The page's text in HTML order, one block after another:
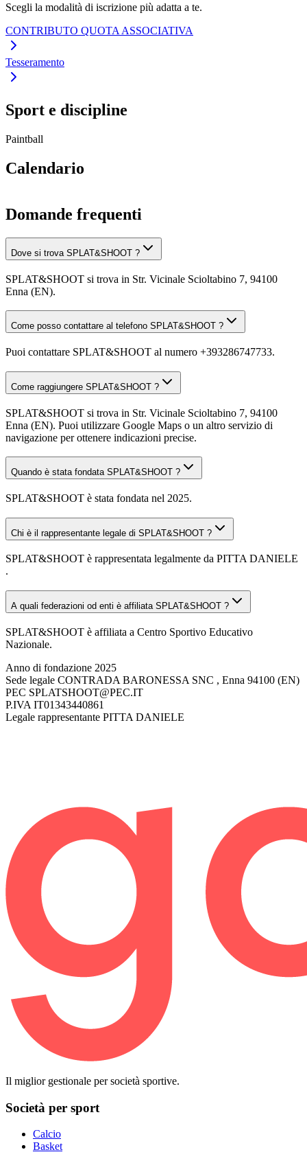
Scegli la modalità di iscrizione più adatta a te.
CONTRIBUTO QUOTA ASSOCIATIVA
Tesseramento
Sport e discipline
Paintball
Calendario
Domande frequenti
Dove si trova SPLAT&SHOOT ?
SPLAT&SHOOT si trova in Str. Vicinale Scioltabino 7, 94100
Enna (EN).
Come posso contattare al telefono SPLAT&SHOOT ?
Puoi contattare SPLAT&SHOOT al numero +393286747733.
Come raggiungere SPLAT&SHOOT ?
SPLAT&SHOOT si trova in Str. Vicinale Scioltabino 7, 94100
Enna (EN). Puoi utilizzare Google Maps o un altro servizio di
navigazione per ottenere indicazioni precise.
Quando è stata fondata SPLAT&SHOOT ?
SPLAT&SHOOT è stata fondata nel 2025.
Chi è il rappresentante legale di SPLAT&SHOOT ?
SPLAT&SHOOT è rappresentata legalmente da PITTA DANIELE
.
A quali federazioni od enti è affiliata SPLAT&SHOOT ?
SPLAT&SHOOT è affiliata a Centro Sportivo Educativo
Nazionale.
Anno di fondazione 2025
Sede legale CONTRADA BARONESSA SNC , Enna 94100 (EN)
PEC SPLATSHOOT@PEC.IT
P.IVA IT01343440861
Legale rappresentante PITTA DANIELE
Il miglior gestionale per società sportive.
Società per sport
Calcio
Basket